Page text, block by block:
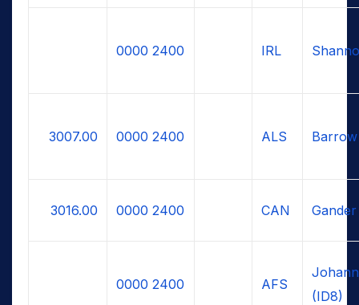
0000 2400 IRL
3007.00 0000 2400 ALS
3016.00 0000 2400 CAN
0000 2400 AFS
(ID8)